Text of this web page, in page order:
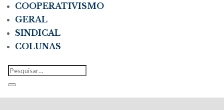
COOPERATIVISMO
GERAL
SINDICAL
COLUNAS